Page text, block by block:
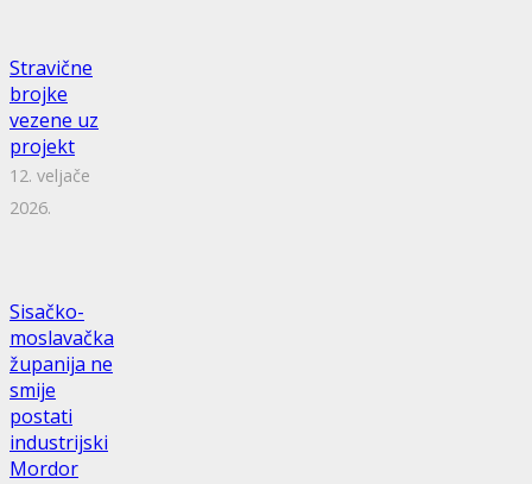
Stravične
brojke
vezene uz
projekt
12. veljače
2026.
Sisačko-
moslavačka
županija ne
smije
postati
industrijski
Mordor